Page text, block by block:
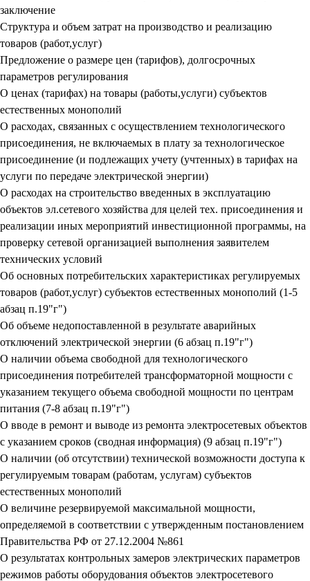
заключение
Структура и объем затрат на производство и реализацию
товаров (работ,услуг)
Предложение о размере цен (тарифов), долгосрочных
параметров регулирования
О ценах (тарифах) на товары (работы,услуги) субъектов
естественных монополий
О расходах, связанных с осуществлением технологического
присоединения, не включаемых в плату за технологическое
присоединение (и подлежащих учету (учтенных) в тарифах на
услуги по передаче электрической энергии)
О расходах на строительство введенных в эксплуатацию
объектов эл.сетевого хозяйства для целей тех. присоединения и
реализации иных мероприятий инвестиционной программы, на
проверку сетевой организацией выполнения заявителем
технических условий
Об основных потребительских характеристиках регулируемых
товаров (работ,услуг) субъектов естественных монополий (1-5
абзац п.19"г")
Об объеме недопоставленной в результате аварийных
отключений электрической энергии (6 абзац п.19"г")
О наличии объема свободной для технологического
присоединения потребителей трансформаторной мощности с
указанием текущего объема свободной мощности по центрам
питания (7-8 абзац п.19"г")
О вводе в ремонт и выводе из ремонта электросетевых объектов
с указанием сроков (сводная информация) (9 абзац п.19"г")
О наличии (об отсутствии) технической возможности доступа к
регулируемым товарам (работам, услугам) субъектов
естественных монополий
О величине резервируемой максимальной мощности,
определяемой в соответствии с утвержденным постановлением
Правительства РФ от 27.12.2004 №861
О результатах контрольных замеров электрических параметров
режимов работы оборудования объектов электросетевого